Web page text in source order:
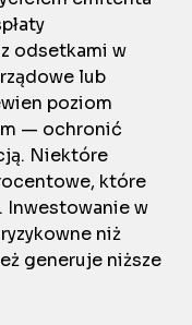
odsetkami w
lub
poziom
— ochronić
Niektóre
które
Inwestowanie w
niż
generuje niższe